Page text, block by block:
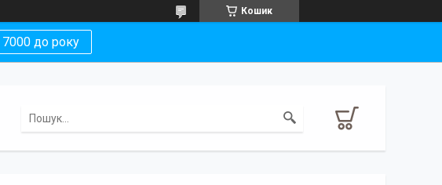
Кошик
7000 до року